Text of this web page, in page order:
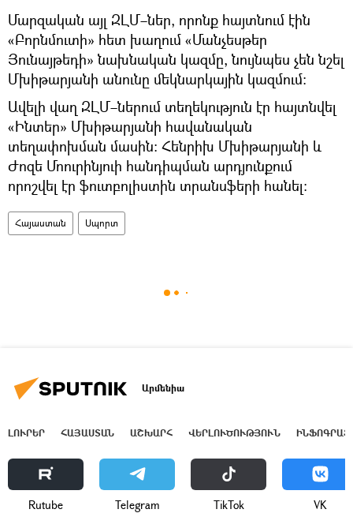
Մարզական այլ ԶԼՄ–ներ, որոնք հայտնում էին
«Բորնմուտի» հետ խաղում «Մանչեսթեր
Յունայթեդի» նախնական կազմը, նույնպես չեն նշել
Մխիթարյանի անունը մեկնարկային կազմում։
Ավելի վաղ ԶԼՄ–ներում տեղեկություն էր հայտնվել
«Ինտեր» Մխիթարյանի հավանական
տեղափոխման մասին։ Հենրիխ Մխիթարյանի և
Ժոզե Մոուրինյուի հանդիպման արդյունքում
որոշվել էր ֆուտբոլիստին տրանսֆերի հանել։
Հայաստան Սպորտ
Արմենիա
ԼՈՒՐԵՐ ՀԱՅԱՍՏԱՆ ԱՇԽԱՐՀ ՎԵՐԼՈՒԾՈՒԹՅՈՒՆ
Rutube Telegram ТikТоk VK